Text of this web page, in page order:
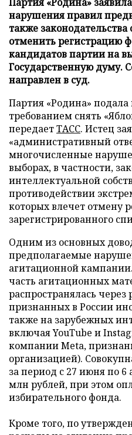
нарушения правил
также
отменить регистрацию
кандидатов партии на
Государственную думу.
направлен в суд.
Партия «Родина» подала
требованием снять
передаетТАСС. Истец
«административный
многочисленные
выборах, в частности,
интеллектуальной
противодействии
которых влечет отмену
зарегистрированного
Одним из основных
предполагаемые
агитационной
часть агитационных
распространялась через
признанных в России
также на зарубежных
включая YouTube и
компании Meta,
организацией).
за период с 27 июня по 6
млн рублей, при этом
избирательного фонда.
Кроме того, по